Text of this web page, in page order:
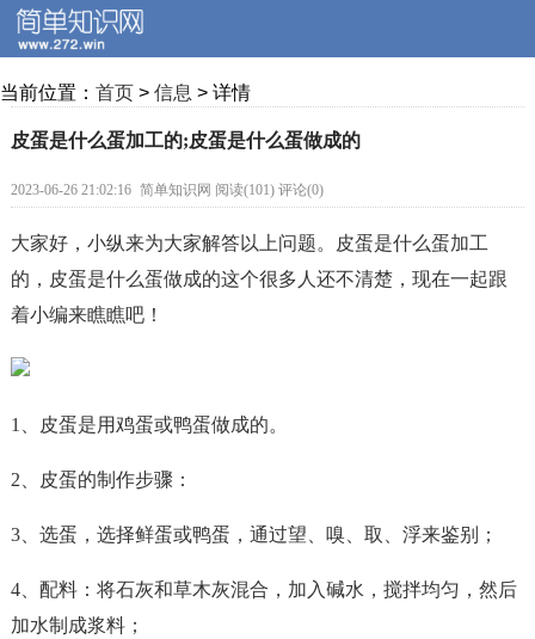
当前位置： 首页 > 信息 > 详情
皮蛋是什么蛋加工的;皮蛋是什么蛋做成的
2023-06-26 21:02:16 简单知识网 阅读(101) 评论(0)
大家好，小纵来为大家解答以上问题。皮蛋是什么蛋加工
的，皮蛋是什么蛋做成的这个很多人还不清楚，现在一起跟
着小编来瞧瞧吧！
1、皮蛋是用鸡蛋或鸭蛋做成的。
2、皮蛋的制作步骤：
3、选蛋，选择鲜蛋或鸭蛋，通过望、嗅、取、浮来鉴别；
4、配料：将石灰和草木灰混合，加入碱水，搅拌均匀，然后
加水制成浆料；